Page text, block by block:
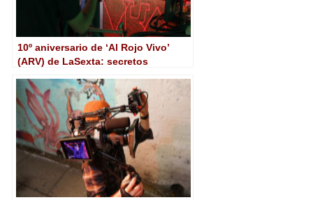
10º aniversario de ‘Al Rojo Vivo’
(ARV) de LaSexta: secretos
pactómetro…